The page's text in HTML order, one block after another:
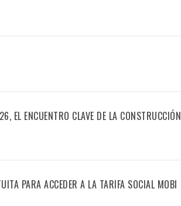
EL ENCUENTRO CLAVE DE LA CONSTRUCCIÓN
PARA ACCEDER A LA TARIFA SOCIAL MOBI